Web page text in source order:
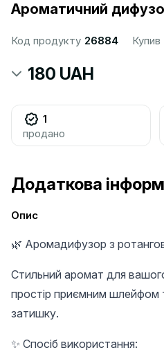
Ароматичний
Код продукту 26884 Купив
180 UAH
1
продано
Додаткова
Опис
🌿 Аромадифузор з
Стильний аромат для
простір приємним
затишку.
✨ Спосіб використання: